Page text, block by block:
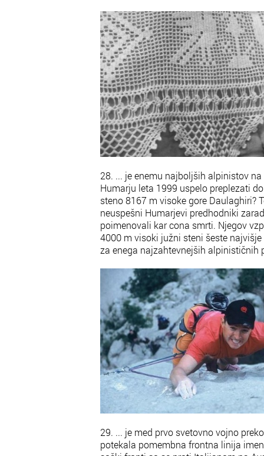
28. ... je enemu najboljših alpinistov
Humarju leta 1999 uspelo preplezati
steno 8167 m visoke gore Daulaghiri?
neuspešni Humarjevi predhodniki
poimenovali kar cona smrti. Njegov
4000 m visoki južni steni šeste
za enega najzahtevnejših alpinističnih
29. ... je med prvo svetovno vojno
potekala pomembna frontna linija